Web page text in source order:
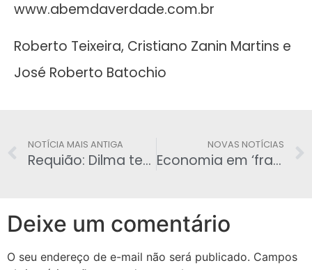
www.abemdaverdade.com.br
Roberto Teixeira, Cristiano Zanin Martins e
José Roberto Batochio
NOTÍCIA MAIS ANTIGA
Requião: Dilma tem condições de voltar, mas não de governar, dia o plebiscito
NOVAS NOTÍCIAS
Economia em ‘frangalhos‘ – Agripino: Venezuela presidir o Mercosul seria o mesmo que trazer Dilma de volta
Deixe um comentário
O seu endereço de e-mail não será publicado. Campos